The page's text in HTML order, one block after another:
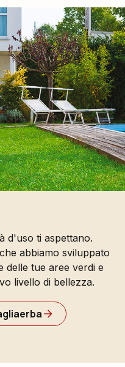
d'uso ti aspettano.
abbiamo sviluppato
delle tue aree verdi e
livello di bellezza.